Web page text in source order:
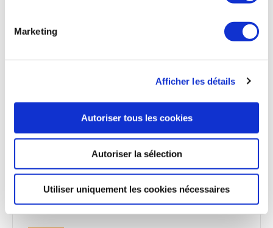
Marketing
Afficher les détails
Autoriser tous les cookies
Autoriser la sélection
Utiliser uniquement les cookies nécessaires
Artemis : le décollage vers la Lune du lanceur
Launch System (SLS), a été annulé lundi à cause d'un
septembre, puis le 5 septembre. Mais le problème devra
d'abord être évalué par les équipes de la NASA avant de
Ensemble de la presse du 30 août